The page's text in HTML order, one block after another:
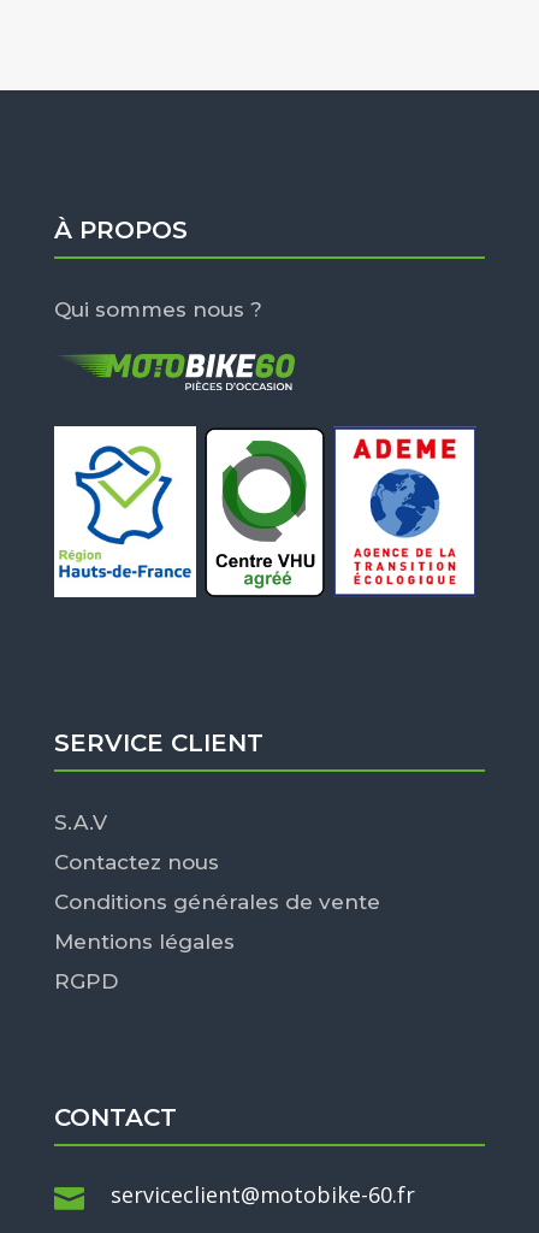
À PROPOS
Qui sommes nous ?
SERVICE CLIENT
S.A.V
Contactez nous
Conditions générales de vente
Mentions légales
RGPD
CONTACT
 serviceclient@motobike-60.fr